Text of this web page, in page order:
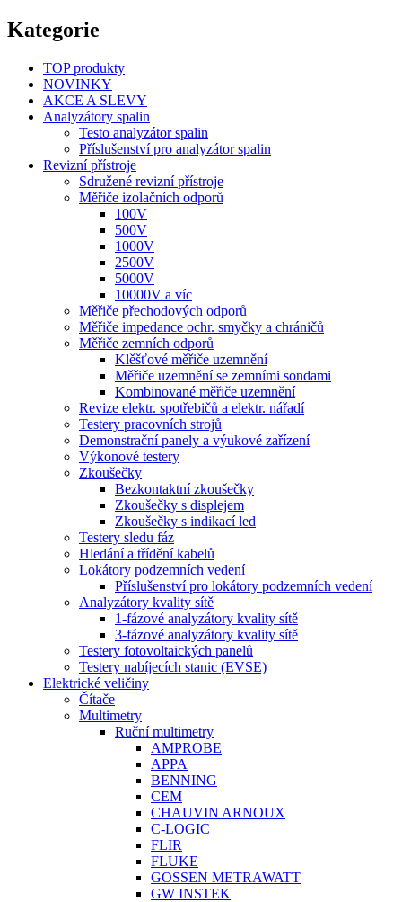
Kategorie
TOP produkty
NOVINKY
AKCE A SLEVY
Analyzátory spalin
Testo analyzátor spalin
Příslušenství pro analyzátor spalin
Revizní přístroje
Sdružené revizní přístroje
Měřiče izolačních odporů
100V
500V
1000V
2500V
5000V
10000V a víc
Měřiče přechodových odporů
Měřiče impedance ochr. smyčky a chráničů
Měřiče zemních odporů
Klěšťové měřiče uzemnění
Měřiče uzemnění se zemními sondami
Kombinované měřiče uzemnění
Revize elektr. spotřebičů a elektr. nářadí
Testery pracovních strojů
Demonstrační panely a výukové zařízení
Výkonové testery
Zkoušečky
Bezkontaktní zkoušečky
Zkoušečky s displejem
Zkoušečky s indikací led
Testery sledu fáz
Hledání a třídění kabelů
Lokátory podzemních vedení
Příslušenství pro lokátory podzemních vedení
Analyzátory kvality sítě
1-fázové analyzátory kvality sítě
3-fázové analyzátory kvality sítě
Testery fotovoltaických panelů
Testery nabíjecích stanic (EVSE)
Elektrické veličiny
Čítače
Multimetry
Ruční multimetry
AMPROBE
APPA
BENNING
CEM
CHAUVIN ARNOUX
C-LOGIC
FLIR
FLUKE
GOSSEN METRAWATT
GW INSTEK